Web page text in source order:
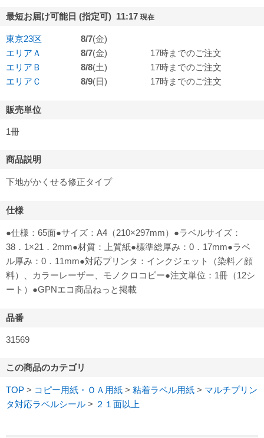
最短お届け可能日 (指定可) 11:17 現在
東京23区 8/7(金)
エリアＡ
8/7(金)
17時までのご注文
エリアＢ
8/8(土)
17時までのご注文
エリアＣ
8/9(日) 17時までのご注文
販売単位
1冊
商品説明
下地がかくせる修正タイプ
仕様
●仕様：65面●サイズ：A4（210×297mm）●ラベルサイズ：
38．1×21．2mm●材質：上質紙●標準総厚み：0．17mm●ラベ
ル厚み：0．11mm●対応プリンタ：インクジェット（染料／顔
料）、カラーレーザー、モノクロコピー●注文単位：1冊（12シ
ート）●GPNエコ商品ねっと掲載
品番
31569
この商品のカテゴリ
TOP > コピー用紙・ＯＡ用紙 > 粘着ラベル用紙 > マルチプリン
タ対応ラベルシール > ２１面以上